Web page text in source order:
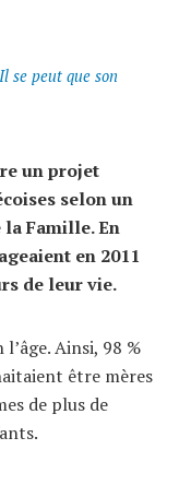
se peut que son
un projet
selon un
Famille. En
en 2011
de leur vie.
Ainsi, 98 %
être mères
de plus de